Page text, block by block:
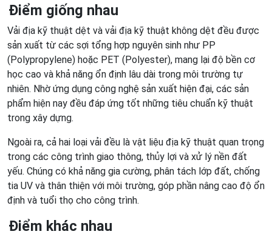
Điểm giống nhau
Vải địa kỹ thuật dệt và vải địa kỹ thuật không dệt đều được
sản xuất từ các sợi tổng hợp nguyên sinh như PP
(Polypropylene) hoặc PET (Polyester), mang lại độ bền cơ
học cao và khả năng ổn định lâu dài trong môi trường tự
nhiên. Nhờ ứng dụng công nghệ sản xuất hiện đại, các sản
phẩm hiện nay đều đáp ứng tốt những tiêu chuẩn kỹ thuật
trong xây dựng.
Ngoài ra, cả hai loại vải đều là vật liệu địa kỹ thuật quan trọng
trong các công trình giao thông, thủy lợi và xử lý nền đất
yếu. Chúng có khả năng gia cường, phân tách lớp đất, chống
tia UV và thân thiện với môi trường, góp phần nâng cao độ ổn
định và tuổi thọ cho công trình.
Điểm khác nhau